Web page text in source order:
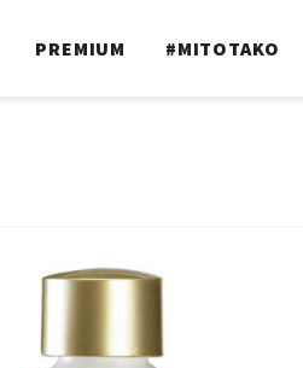
PREMIUM #MITOTAKO